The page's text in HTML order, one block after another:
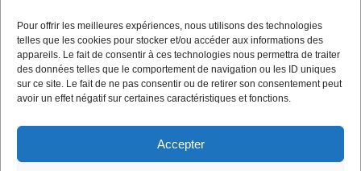
Pour offrir les meilleures expériences, nous utilisons des technologies
telles que les cookies pour stocker et/ou accéder aux informations des
appareils. Le fait de consentir à ces technologies nous permettra de traiter
des données telles que le comportement de navigation ou les ID uniques
sur ce site. Le fait de ne pas consentir ou de retirer son consentement peut
avoir un effet négatif sur certaines caractéristiques et fonctions.
Accepter
confidentialité.